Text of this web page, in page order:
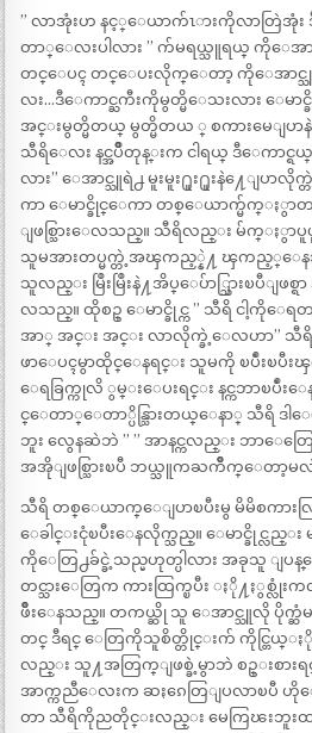
” လာအုံးဟ နင့္ေယာက်ၤားကိုလာတြဲအုံ
တာ္ေလးပါလား ” က်မရယ္သူရယ္ ကိုေအ
တင္ေပၚ တင္ေပးလိုက္ေတာ့ ကိုေအာင္သူက
လး…ဒီေကာင္ႀကီးကိုမွတ္မိေသးလား ေမာ
အင္းမွတ္မိတယ္ မွတ္မိတယ ္ စကားမေျပာ
သီရိေလး နင္အပ်ိဳတုန္းက ငါရယ္ ဒီေကာင္ရယ္
လား” ေအာင္သူရဲ႕ မူးမူး႐ူး႐ူးနဲ႔ေျပ
ကာ ေမာင္ခိုင္ေကာ တစ္ေယာက္မ်က္ႏွ
ျဖစ္သြားေလသည္။ သီရိလည္း မ်က္ႏွာပူ
သူမအားတပ္မက္တဲ့အၾကည့္နဲ႔ ၾကည့္ေန
သူလည္း မြဳးမြဳးနဲ႔အိပ္ေပ်ာ္သြားၿပီျဖစ္
လသည္။ ထိုစဥ္ ေမာင္ခိုင္က ” သီရိ ငါ့ကိုေရတ
အာ္ အင္း အင္း လာလိုက္ခဲ့ေလဟာ” သီရိ ေ
ဖာေပၚမွာထိုင္ေနရင္း သူမကို ၿပဳံးၿ
ေရခြက္ကုလိ ွမ္းေပးရင္း နင္ကဘာၿပဳံးေ
င္ေတာ္ေတာ္ပိန္သြားတယ္ေနာ္ သီရိ ဒါ
ဘူး လွေနဆဲဘဲ ” ” အာနင္ကလည္း ဘာေတ
အအိုျဖစ္သြားၿပီ ဘယ္သူကႀကိဳက္ေတာ့မလဲ
သီရိ တစ္ေယာက္ေျပာၿပီးမွ မိမိစကားလြ
ေခါင္းငုံၿပီးေနလိုက္သည္။ ေမာင္ခိုင္လည္
ကိုေတြ႕ခ်င္ခဲ့သည္မဟုတ္ပါလား အခုသူ ျပ
တင္သားေတြက ကားထြက္ၿပီး ႏို႔ႏွစ္လုံးက
ဖိဳးေနသည္။ တကယ္ဆို သူ ေအာင္သူလို ပိုက္ဆံမ
တင္ ဒီရင္ ေတြကိုသူစိတ္တိုင္းက် ကိုင္တြယ္ႏို
လည္း သူ႔အတြက္ျဖစ္ခဲ့မွာဘဲ စဥ္းစားရ
အာက္ကညီေလးက ဆႏၵေတြျပလာၿပီ
တာ သီရိကိုညတိုင္းလည္း မေကြၽးဘူး